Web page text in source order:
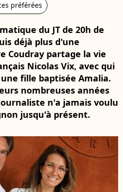
préférées
du JT de 20h de
déjà plus d'une
Coudray partage la vie
Nicolas Vix, avec qui
fille baptisée Amalia.
nombreuses années
n'a jamais voulu
jusqu'à présent.